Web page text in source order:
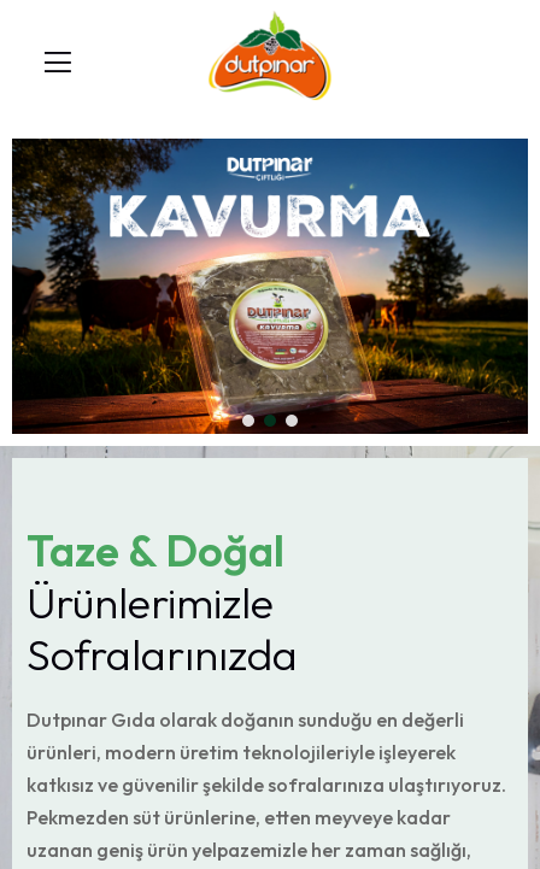
Taze & Doğal
Ürünlerimizle
Sofralarınızda
Dutpınar Gıda olarak doğanın sunduğu en değerli
ürünleri, modern üretim teknolojileriyle işleyerek
katkısız ve güvenilir şekilde sofralarınıza ulaştırıyoruz.
Pekmezden süt ürünlerine, etten meyveye kadar
uzanan geniş ürün yelpazemizle her zaman sağlığı,